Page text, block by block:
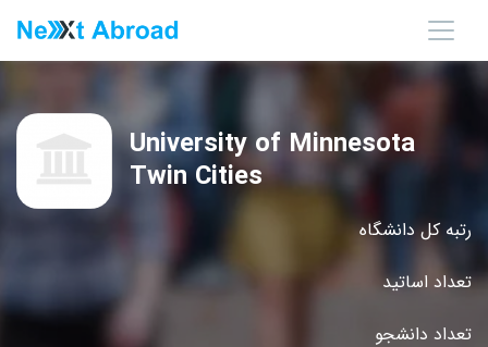
رتبه کل دانشگاه
تعداد اساتید
تعداد دانشجو
University of Minnesota
Twin Cities